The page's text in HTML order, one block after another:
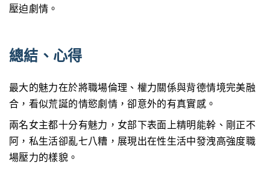
壓迫劇情。
總結、心得
最大的魅力在於將職場倫理、權力關係與背德情境完美融
合，看似荒誕的情慾劇情，卻意外的有真實感。
兩名女主都十分有魅力，女部下表面上精明能幹、剛正不
阿，私生活卻亂七八糟，展現出在性生活中發洩高強度職
場壓力的樣貌。